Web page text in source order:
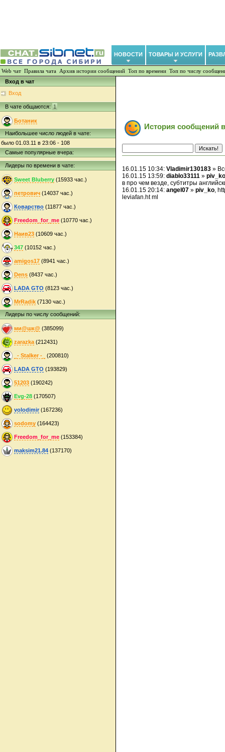
НОВОСТИ ТОВАРЫ И УСЛУГИ
Web чат Правила чата Архив истории сообщений Топ по времени Топ по числу
Вход в чат
Вход
В чате общаются: 1
Ботаник
Наибольшее число людей в чате:
было 01.03.11 в 23:06 - 108
Самые популярные вчера:
Лидеры по времени в чате:
Sweet Bluberry (15933 час.)
петрович (14037 час.)
Коварство (11877 час.)
Freedom_for_me (10770 час.)
Наив23 (10609 час.)
347 (10152 час.)
amigos17 (8941 час.)
Dens (8437 час.)
LADA GTO (8123 час.)
MrRadik (7130 час.)
Лидеры по числу сообщений:
ми@шк@ (385099)
zarazka (212431)
_- Stalker -_ (200810)
LADA GTO (193829)
51203 (190242)
Evg-28 (170507)
volodimir(167236)
sodomy (164423)
Freedom_for_me (153384)
maksim21.84 (137170)
История сообщений
16.01.15 10:34: Vladimir130183 »
16.01.15 13:59: diablo33111 » piv_ko
в про чем везде, субтитры
16.01.15 20:14: angel07 » piv_ko,
leviafan.ht ml